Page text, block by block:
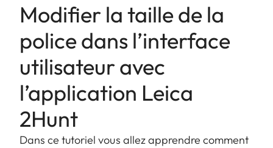
Modifier la taille de la
police dans l’interface
utilisateur avec
l’application Leica
2Hunt
Dans ce tutoriel vous allez apprendre comment